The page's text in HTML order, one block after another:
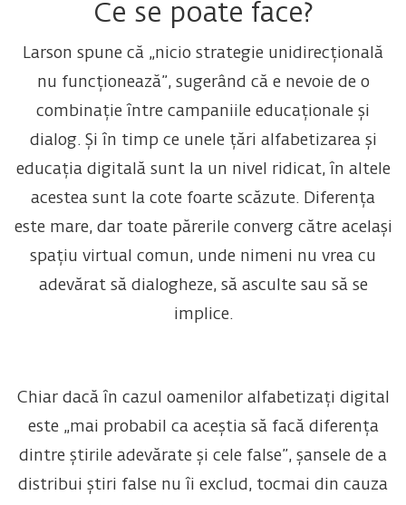
Ce se poate face?
Larson spune că „nicio strategie unidirecțională
nu funcționează”, sugerând că e nevoie de o
combinație între campaniile educaționale și
dialog. Și în timp ce unele țări alfabetizarea și
educația digitală sunt la un nivel ridicat, în altele
acestea sunt la cote foarte scăzute. Diferența
este mare, dar toate părerile converg către același
spațiu virtual comun, unde nimeni nu vrea cu
adevărat să dialogheze, să asculte sau să se
implice.
Chiar dacă în cazul oamenilor alfabetizați digital
este „mai probabil ca aceștia să facă diferența
dintre știrile adevărate și cele false”, șansele de a
distribui știri false nu îi exclud, tocmai din cauza